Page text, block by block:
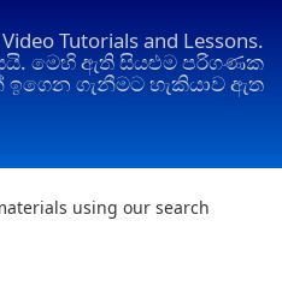
Tutorials and Lessons.
මෙහි ඇති සියළුම පරිගණක
ඉගෙන ගැනීමට හැකියාව ඇත
using our search